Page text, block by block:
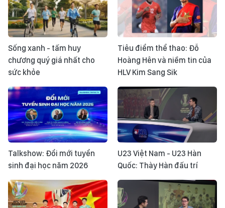
Sống xanh - tấm huy
chương quý giá nhất cho
sức khỏe
Tiêu điểm thể thao: Đỗ
Hoàng Hên và niềm tin của
HLV Kim Sang Sik
Talkshow: Đổi mới tuyển
sinh đại học năm 2026
U23 Việt Nam - U23 Hàn
Quốc: Thày Hàn đấu trí